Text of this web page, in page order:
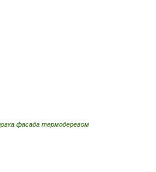
фасада термодеревом